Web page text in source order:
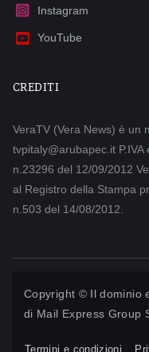
Instagram
YouTube
CREDITI
VeraTV (Vera News) è un
tvpitaly@arubapec.it
n.23296 del 12/09/2012
al Registro della Stampa
n.503 del 14/08/2012.
Copyright © Il dominio
di Mail Express Group
Termini e condizioni